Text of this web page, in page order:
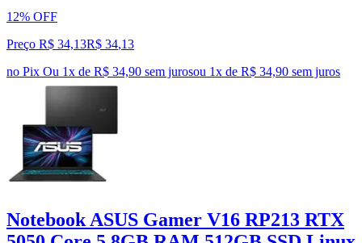
12% OFF
Preço R$ 34,13R$ 34,13
no Pix Ou 1x de R$ 34,90 sem jurosou 1x de R$ 34,90 sem juros
Notebook ASUS Gamer V16 RP213 RTX